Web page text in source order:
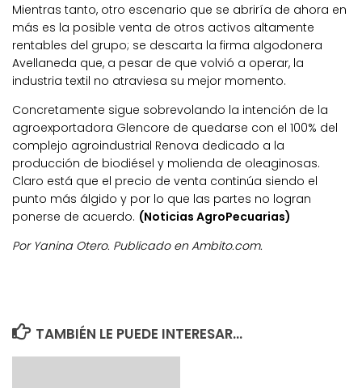
Mientras tanto, otro escenario que se abriría de ahora en
más es la posible venta de otros activos altamente
rentables del grupo; se descarta la firma algodonera
Avellaneda que, a pesar de que volvió a operar, la
industria textil no atraviesa su mejor momento.
Concretamente sigue sobrevolando la intención de la
agroexportadora Glencore de quedarse con el 100% del
complejo agroindustrial Renova dedicado a la
producción de biodiésel y molienda de oleaginosas.
Claro está que el precio de venta continúa siendo el
punto más álgido y por lo que las partes no logran
ponerse de acuerdo. (Noticias AgroPecuarias)
Por Yanina Otero. Publicado en Ambito.com.
TAMBIÉN LE PUEDE INTERESAR...